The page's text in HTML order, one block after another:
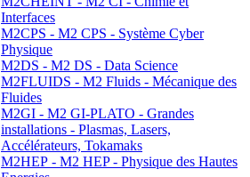
Interfaces
M2CPS - M2 CPS - Système Cyber
Physique
M2DS - M2 DS - Data Science
M2FLUIDS - M2 Fluids - Mécanique des
Fluides
M2GI - M2 GI-PLATO - Grandes
installations - Plasmas, Lasers,
Accélérateurs, Tokamaks
M2HEP - M2 HEP - Physique des Hautes